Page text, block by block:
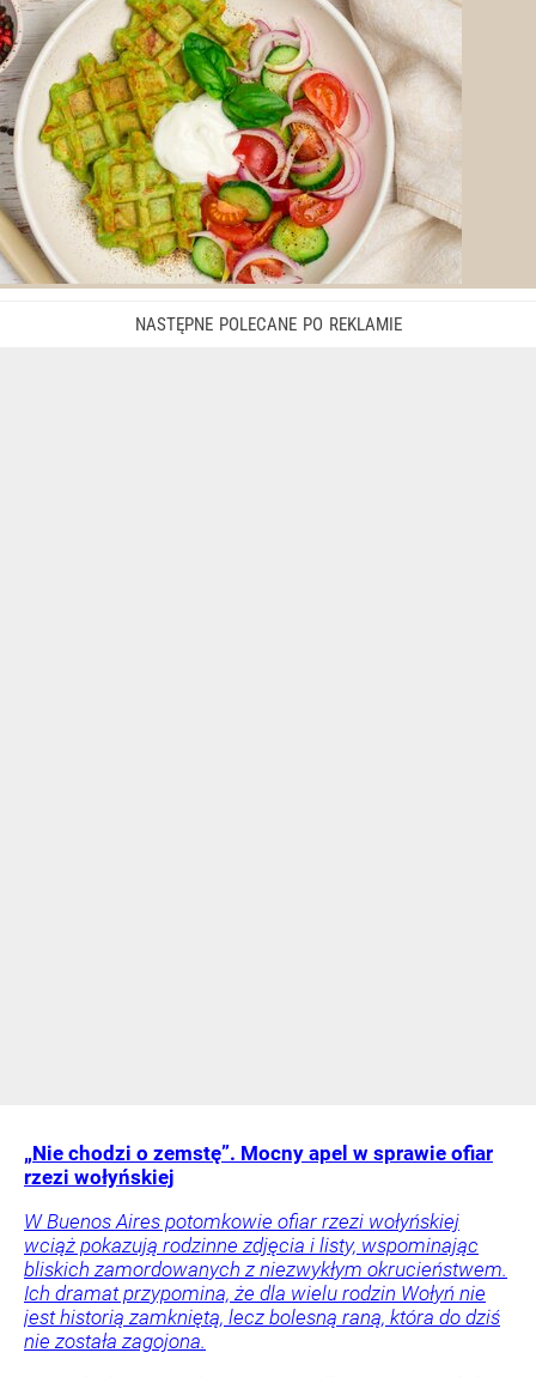
„Nie chodzi o zemstę”. Mocny apel w sprawie ofiar
rzezi wołyńskiej
W Buenos Aires potomkowie ofiar rzezi wołyńskiej
wciąż pokazują rodzinne zdjęcia i listy, wspominając
bliskich zamordowanych z niezwykłym okrucieństwem.
Ich dramat przypomina, że dla wielu rodzin Wołyń nie
jest historią zamkniętą, lecz bolesną raną, która do dziś
nie została zagojona.